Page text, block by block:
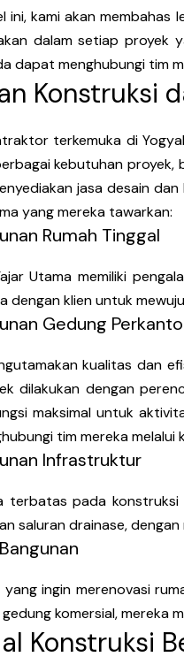
ini, kami akan
dalam setiap proyek
dapat menghubungi tim
Konstruksi
terkemuka di
kebutuhan
jasa desain
yang mereka tawarkan:
Rumah Tinggal
Utama memiliki
dengan klien untuk
Gedung
kualitas dan
dilakukan dengan
maksimal untuk
tim mereka melalui
Infrastruktur
terbatas pada konstruksi
saluran drainase,
ingin merenovasi
komersial, mereka
Konstruksi